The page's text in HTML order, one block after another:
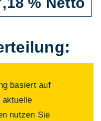
basiert auf
nutzen Sie